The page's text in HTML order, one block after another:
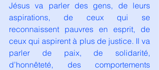
Jésus va parler des gens, de leurs
aspirations, de ceux qui se
reconnaissent pauvres en esprit, de
ceux qui aspirent à plus de justice. Il va
parler de paix, de solidarité,
d’honnêteté, des comportements